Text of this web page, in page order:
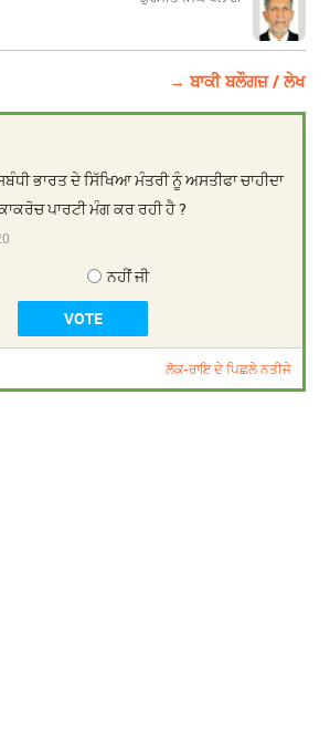
→ ਬਾਕੀ ਬਲੌਗਜ਼ / ਲੇਖ
ਭਾਰਤ ਦੇ ਸਿੱਖਿਆ ਮੰਤਰੀ ਨੂੰ ਅਸਤੀਫਾ ਚਾਹੀਦਾ
ਪਾਰਟੀ ਮੰਗ ਕਰ ਰਹੀ ਹੈ ?
ਨਹੀਂ ਜੀ
ਲੋਕ-ਰਾਇ ਦੇ ਪਿਛਲੇ ਨਤੀਜੇ